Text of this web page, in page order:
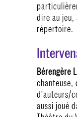
dire au jeu,
répertoire.
Bérengère
chanteuse,
d’auteurs/
aussi joué